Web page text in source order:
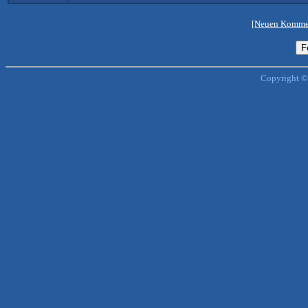
[Neuen
Copyright ©